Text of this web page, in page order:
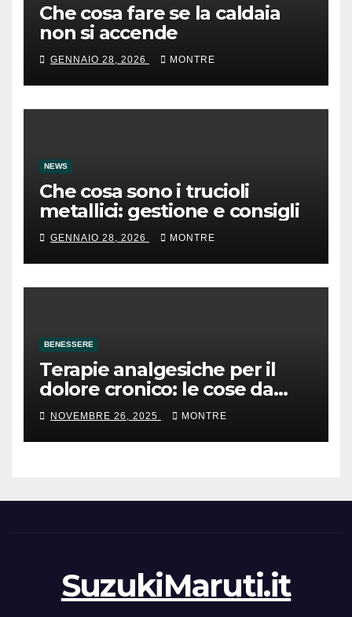
Che cosa fare se la caldaia
non si accende
GENNAIO 28, 2026 MONTRE
NEWS
Che cosa sono i trucioli
metallici: gestione e consigli
GENNAIO 28, 2026 MONTRE
BENESSERE
Terapie analgesiche per il
dolore cronico: le cose da
sapere
NOVEMBRE 26, 2025 MONTRE
SuzukiMaruti.it